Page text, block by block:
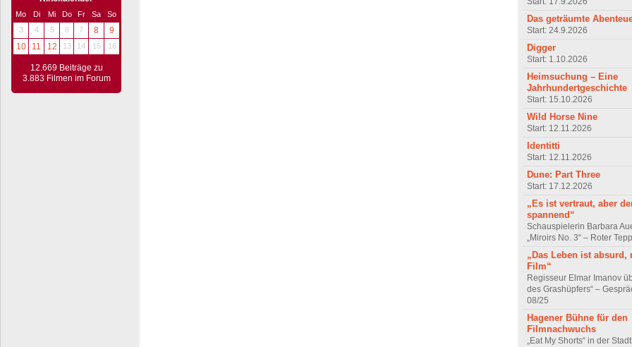
Mo Di Mi Do Fr Sa
So
3
4 5 6 7 8
9
10
11 12 13 14 15 16
12.669 Beiträge zu
3.883 Filmen im Forum
Das geträumte
Start: 24.9.2026
Digger
Start: 1.10.2026
Heimsuchung – Eine
Jahrhundertgeschichte
Start: 15.10.2026
Wild Horse Nine
Start: 12.11.2026
Identitti
Start: 12.11.2026
Dune: Part Three
Start: 17.12.2026
„Es ist vertraut, aber
spannend“
Schauspielerin Barbara
„Miroirs No. 3“ – Roter
„Das Leben ist absurd,
Film“
Regisseur Elmar Imanov
des Grashüpfers“ –
08/25
Hagener Bühne für den
Filmnachwuchs
„Eat My Shorts“ in der